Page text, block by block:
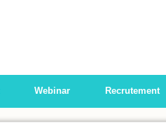
Webinar Recrutement